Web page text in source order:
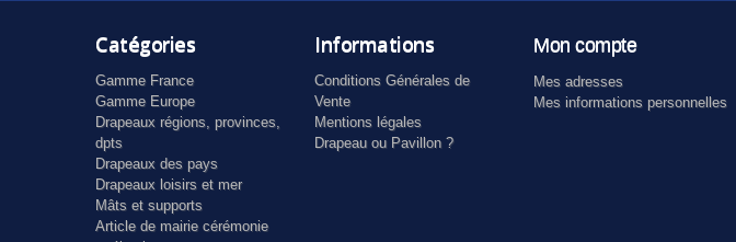
Catégories
Gamme France
Gamme Europe
Drapeaux régions, provinces,
dpts
Drapeaux des pays
Drapeaux loisirs et mer
Mâts et supports
Article de mairie cérémonie
Informations
Conditions Générales de
Vente
Mentions légales
Drapeau ou Pavillon ?
Mon compte
Mes adresses
Mes informations personnelles